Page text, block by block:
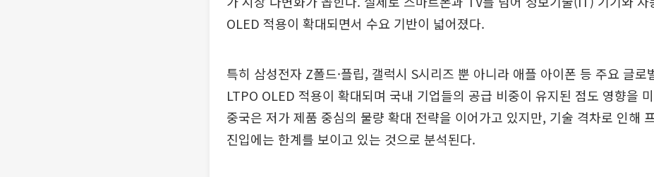
OLED 적용이 확대되면서 수요 기반이 넓어졌다.
특히 삼성전자 Z폴드·플립, 갤럭시 S시리즈 뿐 아니라 애플 아이폰 등 주요 글로
LTPO OLED 적용이 확대되며 국내 기업들의 공급 비중이 유지된 점도 영향을
중국은 저가 제품 중심의 물량 확대 전략을 이어가고 있지만, 기술 격차로 인해
진입에는 한계를 보이고 있는 것으로 분석된다.